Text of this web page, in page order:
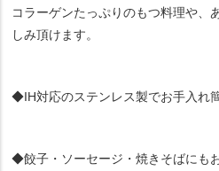
コラーゲンたっぷりのもつ料理や、
しみ頂けます。
◆IH対応のステンレス製でお手入れ
◆餃子・ソーセージ・焼きそばにも